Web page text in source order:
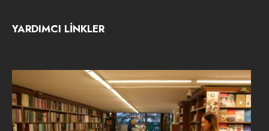
YARDIMCI LİNKLER